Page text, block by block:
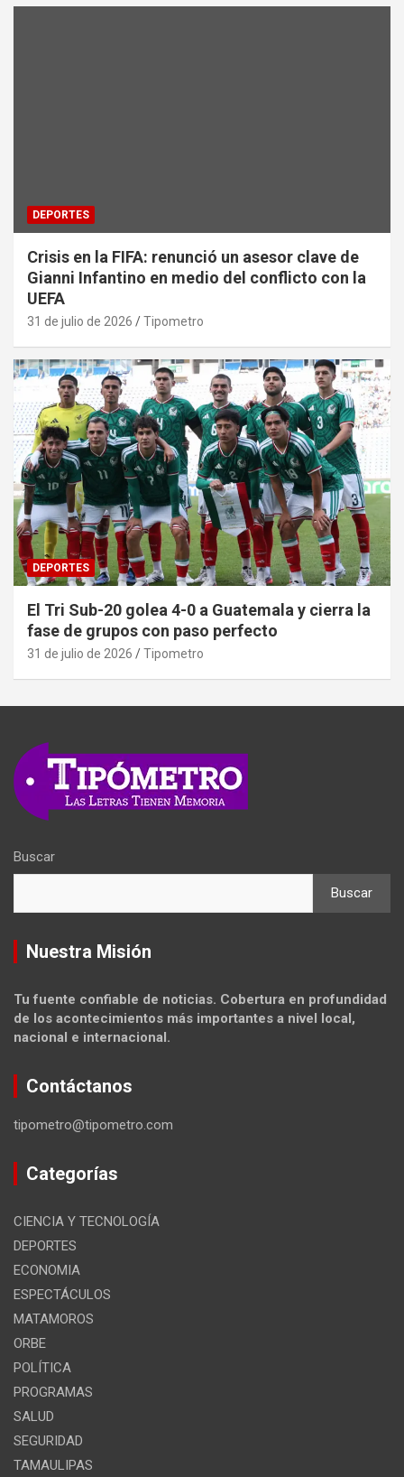
DEPORTES
Crisis en la FIFA: renunció un asesor clave de
Gianni Infantino en medio del conflicto con la
UEFA
31 de julio de 2026 Tipometro
DEPORTES
El Tri Sub-20 golea 4-0 a Guatemala y cierra la
fase de grupos con paso perfecto
31 de julio de 2026 Tipometro
Buscar
Buscar
Nuestra Misión
Tu fuente confiable de noticias. Cobertura en profundidad
de los acontecimientos más importantes a nivel local,
nacional e internacional.
Contáctanos
tipometro@tipometro.com
Categorías
CIENCIA Y TECNOLOGÍA
DEPORTES
ECONOMIA
ESPECTÁCULOS
MATAMOROS
ORBE
POLÍTICA
PROGRAMAS
SALUD
SEGURIDAD
TAMAULIPAS